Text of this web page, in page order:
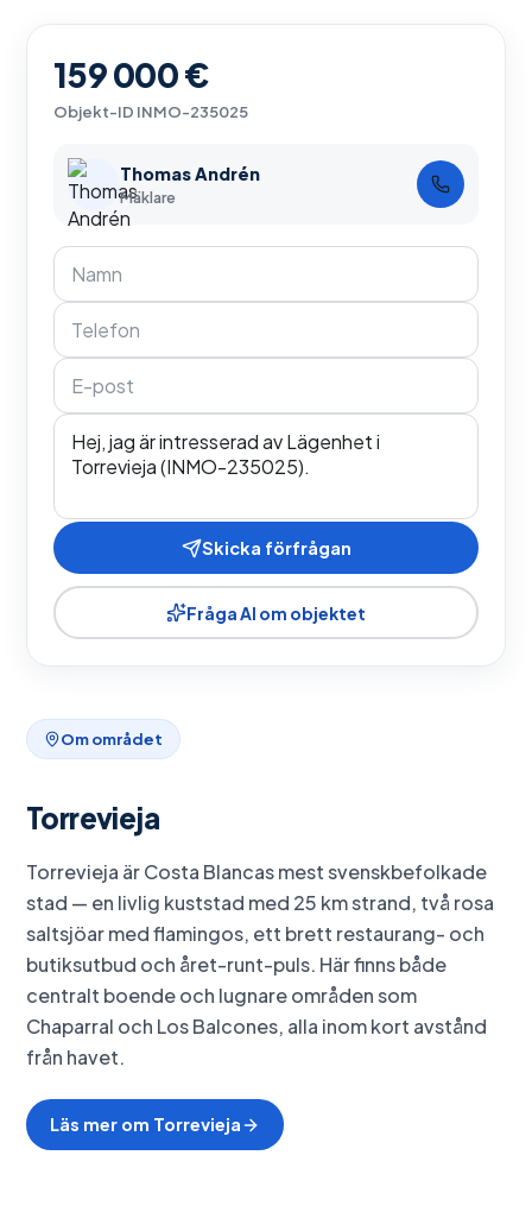
159 000 €
Objekt-ID INMO-235025
Thomas Andrén
Mäklare
Skicka förfrågan
Fråga AI om objektet
Om området
Torrevieja
Torrevieja är Costa Blancas mest svenskbefolkade
stad — en livlig kuststad med 25 km strand, två rosa
saltsjöar med flamingos, ett brett restaurang- och
butiksutbud och året-runt-puls. Här finns både
centralt boende och lugnare områden som
Chaparral och Los Balcones, alla inom kort avstånd
från havet.
Läs mer om Torrevieja